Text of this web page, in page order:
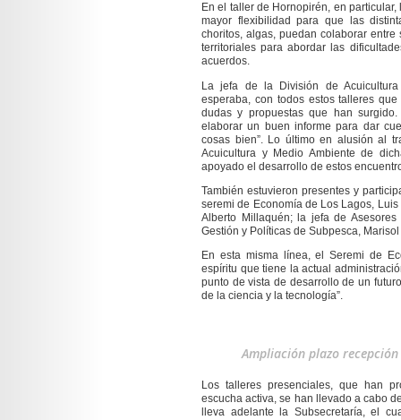
En el taller de Hornopirén, en
mayor flexibilidad para que las
choritos, algas, puedan colaborar
territoriales para abordar las
acuerdos.
La jefa de la División de
esperaba, con todos estos talleres
dudas y propuestas que han
elaborar un buen informe para dar
cosas bien”. Lo último en alusión al
Acuicultura y Medio Ambiente de
apoyado el desarrollo de estos
También estuvieron presentes y
seremi de Economía de Los Lagos,
Alberto Millaquén; la jefa de
Gestión y Políticas de Subpesca,
En esta misma línea, el Seremi de
espíritu que tiene la actual
punto de vista de desarrollo de un
de la ciencia y la tecnología”.
Ampliación plazo
Los talleres presenciales, que han
escucha activa, se han llevado a cabo
lleva adelante la Subsecretaría, el